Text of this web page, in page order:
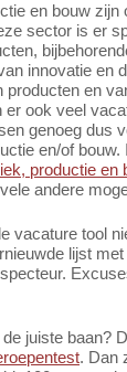
en bouw zijn
sector is er
innovatie en
producten en
ook veel
genoeg dus
en/of bouw.
productie en
andere
vacature tool
lijst
juiste baan?
. Dan